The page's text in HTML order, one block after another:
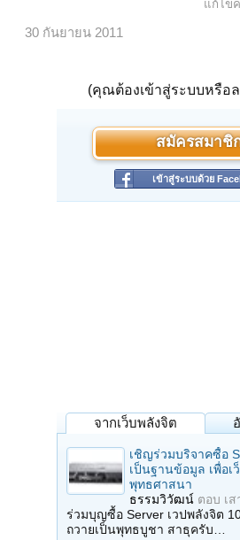
แก้ไข
30 กันยายน 2011
(คุณต้องเข้าสู่ระบบหรือ
สมัครสมาชิ
เข้าสู่ระบบด้วย
จากเว็บพลังจิต
เชิญร่วมบริจาคซื้อ
เป็นฐานข้อมูล เพื่อเ
พุทธศาสนา
ธรรมวิวัฒน์ ตอบ เ
ร่วมบุญซื้อ Server เวปพลังจิต
ถวายเป็นพุทธบูชา สาธุครับ…